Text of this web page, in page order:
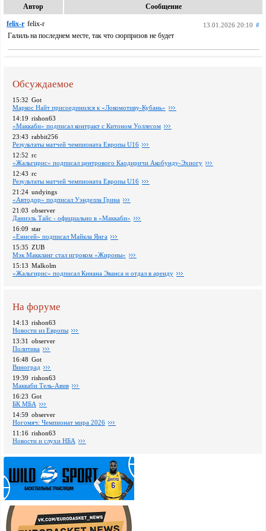
Автор Сообщение
felix-r felix-r 13.01.2026 20:10 #
Галиль на последнем месте, так что сюрпризов не будет
Обсуждаемое
15:32 Got
Маркос Найт присоединился к «Локомотиву-Кубань»
14:19 rishon63
«Маккаби» подписал контракт с Китоном Уоллесом
23:43 rabbit256
Pезультаты матчей чемпионата Европы U16
12:52 rc
«Жальгирис» подписал центрового Каодиричи Акобунду-Эхиогу
12:43 rc
Pезультаты матчей чемпионата Европы U16
21:24 undyings
«Автодор» подписал Уэнделла Грина
21:03 observer
Даниэль Тайс - официально в «Маккаби»
16:09 star
«Енисей» подписал Майкла Янга
15:35 ZUB
Мэк Маккланг стал игроком «Жироны»
15:13 Malkolm
«Жальгирис» подписал Кинана Эванса и отдал в аренду
На форуме
14:13 rishon63
Новости из Европы
13:31 observer
Политика
16:48 Got
Виноград
19:39 rishon63
Маккаби Тель-Авив
16:23 Got
БК МБА
14:59 observer
Ногомяч: Чемпионат мира 2026
11:16 rishon63
Новости и слухи НБА